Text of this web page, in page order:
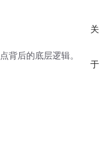
背后的底层逻辑。
关
于